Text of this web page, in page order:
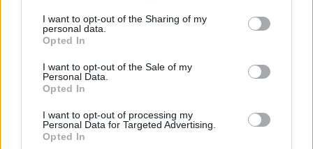
not limited to your visit or usage behaviour. You may click to
grant or deny consent to Google and its third-party tags to
use your data for below specified purposes in below Google
consent section.
I want to opt-out of the Sharing of my
personal data.
Opted In
I want to opt-out of the Sale of my
Personal Data.
Opted In
I want to opt-out of processing my
Personal Data for Targeted Advertising.
Opted In
titeket a dolog, ezért…
Intenzív elsősegély oktatás a blog
olvasóinak!
Azt hiszem, nem kell különösebben magyarázni,